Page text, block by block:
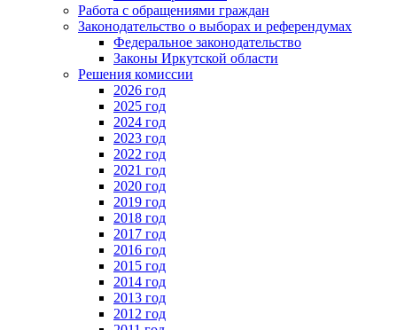
Работа с обращениями граждан
Законодательство о выборах и референдумах
Федеральное законодательство
Законы Иркутской области
Решения комиссии
2026 год
2025 год
2024 год
2023 год
2022 год
2021 год
2020 год
2019 год
2018 год
2017 год
2016 год
2015 год
2014 год
2013 год
2012 год